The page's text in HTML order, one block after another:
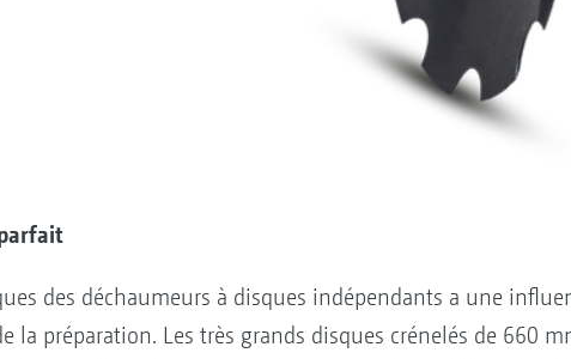
des déchaumeurs à disques indépendants a une
la préparation. Les très grands disques crénelés de 660